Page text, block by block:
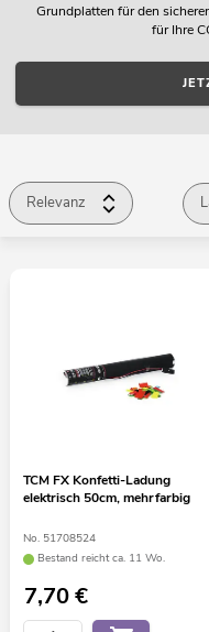
Grundplatten für den
für Ihre
Relevanz
TCM FX Konfetti-Ladung
elektrisch 50cm, mehrfarbig
No. 51708524
Bestand reicht ca. 11 Wo.
7,70€